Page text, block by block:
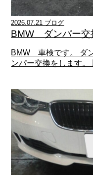
2026.07.21 ブログ
BMW ダンパー交
BMW 車検です。 ダ
ンパー交換をします。